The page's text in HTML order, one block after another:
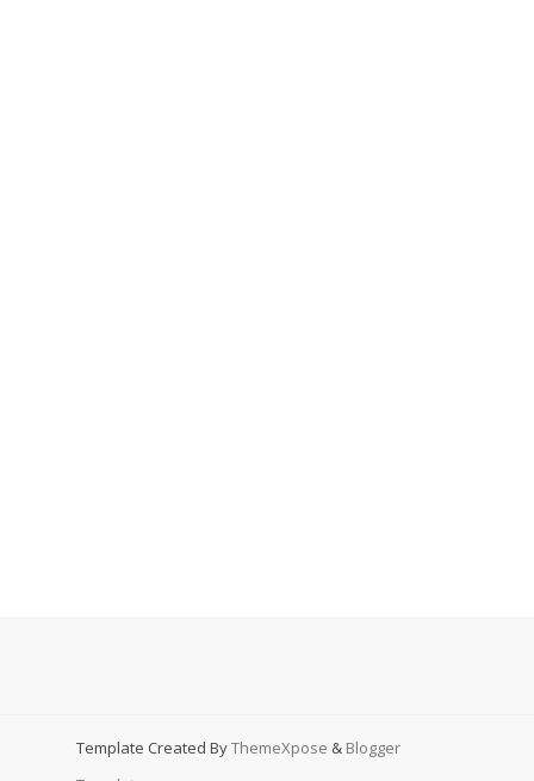
Template Created ByThemeXpose & Blogger